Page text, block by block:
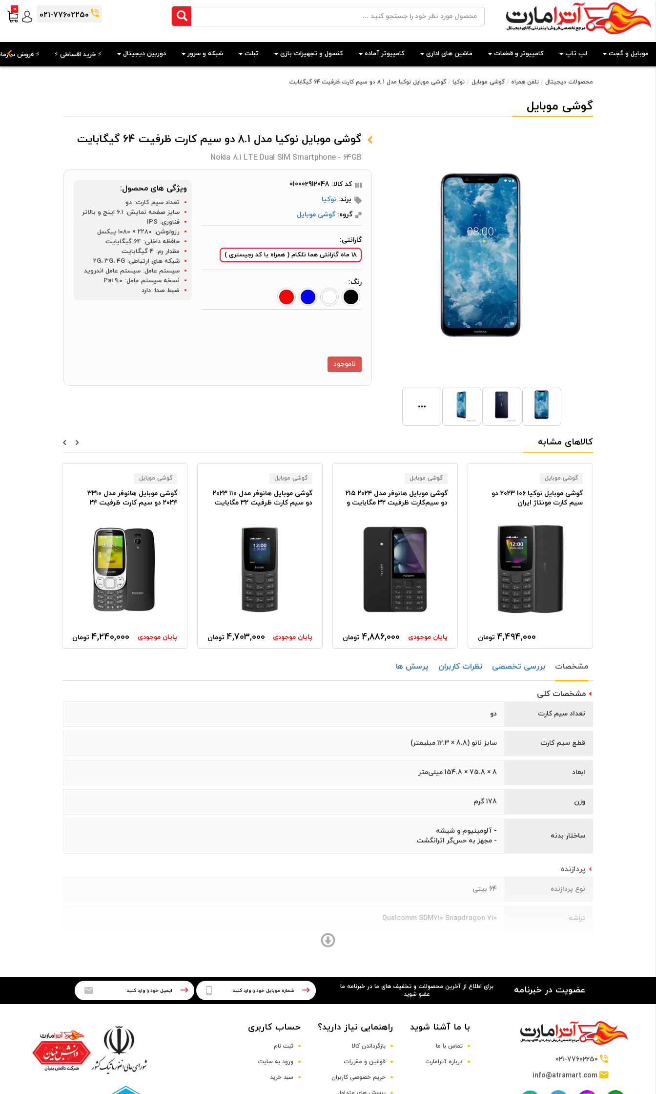
0
021-77602250
موبایل و گجت لپ تاپ کامپیوتر و قطعات ماشین های اداری کامپیوتر آماده کنسول و تجهیزات بازی تبلت شبکه و سرور دوربین دیجیتال ⚡️ خرید اقساطی ⚡️ ⚡️ فروش
محصولات دیجیتال تلفن همراه گوشی موبایل نوکیا گوشی موبایل نوکیا مدل 8.1 دو سیم کارت ظرفیت 64 گیگابایت
گوشی موبایل
گوشی موبایل نوکیا مدل 8.1 دو سیم کارت ظرفیت 64 گیگابایت
Nokia 8.1 LTE Dual SIM Smartphone - 64GB
کد کالا: 010002912048
برند: نوکیا
گروه:گوشی موبایل
گارانتی:
18 ماه گارانتی هما تلکام ( همراه با کد رجیستری )
رنگ:
ویژگی های محصول:
تعداد سیم کارت: دو
سایز صفحه نمایش: 6.1 اینچ و بالاتر
فناوری: IPS
رزولوشن: 2280 × 1080 پیکسل
حافظه داخلی: 64 گیگابایت
مقدار رم: 4 گیگابایت
شبکه های ارتباطی: 2G، 3G، 4G
سیستم عامل: سیستم عامل اندروید
نسخه سیستم عامل: Pai 9.0
ضبط صدا: دارد
ناموجود
کالاهای مشابه
گوشی موبایل
گوشی موبایل نوکیا ۱۰۶ ۲۰۲۳ دو
سیم‌ کارت مونتاژ ایران
4,494,000 تومان
گوشی موبایل
گوشی موبایل هانوفر مدل ۲۰۲۴ ۲۱۵
دو سیم‌کارت ظرفیت ۳۲ مگابایت و
4,886,000 تومان پایان موجودی
گوشی موبایل
گوشی موبایل هانوفر مدل ۱۱۰ ۲۰۲۳
دو سیم کارت ظرفیت ۳۲ مگابایت
4,703,000 تومان پایان موجودی
گوشی موبایل
گوشی موبایل هانوفر مدل ۳۳۱۰
۲۰۲۴ دو سیم کارت ظرفیت ۲۴
4,240,000 تومان پایان موجودی
مشخصات بررسی تخصصی نظرات کاربران پرسش ها
مشخصات کلی
تعداد سیم کارت دو
قطع سیم کارت سايز نانو (8.8 × 12.3 ميلیمتر)
ابعاد 8 × 75.8 × 154.8 میلی‌متر
وزن 178 گرم
ساختار بدنه
- آلومینیوم و شیشه
- مجهز به حس‌گر اثرانگشت
پردازنده
نوع پردازنده 64 بیتی
تراشه Qualcomm SDM710 Snapdragon 710
فرکانس پردازنده مرکزی 2.2 و 1.7 گیگاهرتز
پردازنده گرافیکی Adreno 616
صفحه نمایش
سایز صفحه نمایش
عضویت در خبرنامه
برای اطلاع از آخرین محصولات و تخفیف های ما در خبرنامه ما
عضو شوید
021-77602250
info@atramart.com
با ما آشنا شوید
تماس با ما
درباره آترامارت
راهنمایی نیاز دارید؟
بازگرداندن کالا
قوانین و مقررات
حریم خصوصی کاربران
حساب کاربری
ثبت نام
ورود به سایت
سبد خرید